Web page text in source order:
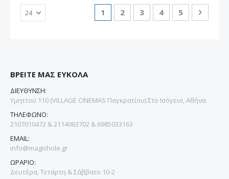
Σελίδα
Διαβάζετε αυτή τη στιγμή τη
1 Σελίδα
2 Σελίδα
3 Σελίδα
4 Σελίδα
5 Σελίδα
ΒΡΕΙΤΕ ΜΑΣ ΕΥΚΟΛΑ
ΔΙΕΥΘΥΝΣΗ:
Υμηττού 110 (VILLAGE CINEMAS Παγκρατίου) Στο Ισόγειο, Αθήνα
ΤΗΛΕΦΩΝΟ:
2107010472 & 2114063702 & 6985033163
EMAIL:
info@magichole.gr
ΩΡΑΡΙΟ:
Δευτέρα, Τετάρτη & Σάββατο 10-2